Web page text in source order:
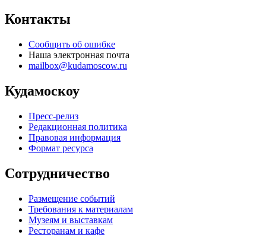
Контакты
Сообщить об ошибке
Наша электронная почта
mailbox@kudamoscow.ru
Кудамоскоу
Пресс-релиз
Редакционная политика
Правовая информация
Формат ресурса
Сотрудничество
Размещение событий
Требования к материалам
Музеям и выставкам
Ресторанам и кафе